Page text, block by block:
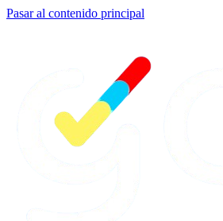
Pasar al contenido principal